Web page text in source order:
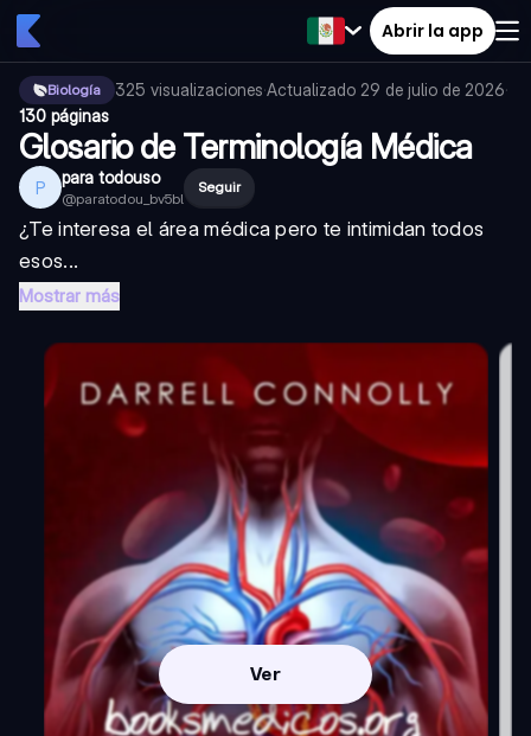
Abrir la app
Biología 325 visualizaciones·Actualizado 29 de julio de 2026·
130 páginas
Glosario de Terminología Médica
P para todouso
@paratodou_bv5bl
Seguir
¿Te interesa el área médica pero te intimidan todos
esos...
Mostrar más
Ver